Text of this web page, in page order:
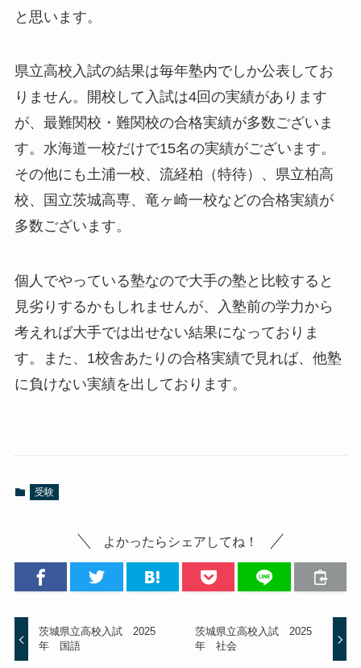
と思います。
県立高校入試の結果は毎年塾内でしか公表してお
りません。開校して入試は4回の実績があります
が、最難関校・難関校の合格実績が多数ございま
す。水海道一校だけで15名の実績がございます。
その他にも土浦一校、流経柏（特待）、県立柏高
校、国立茨城高専、竜ヶ崎一校などの合格実績が
多数ございます。
個人でやっている塾なので大手の塾と比較すると
見劣りするかもしれませんが、入塾前の学力から
考えれば大手では出せない結果になっておりま
す。また、1校舎あたりの合格実績で見れば、他塾
に負けない実績を出しております。
受験
よかったらシェアしてね！
茨城県立高校入試 2025
年 国語
茨城県立高校入試 2025
年 社会